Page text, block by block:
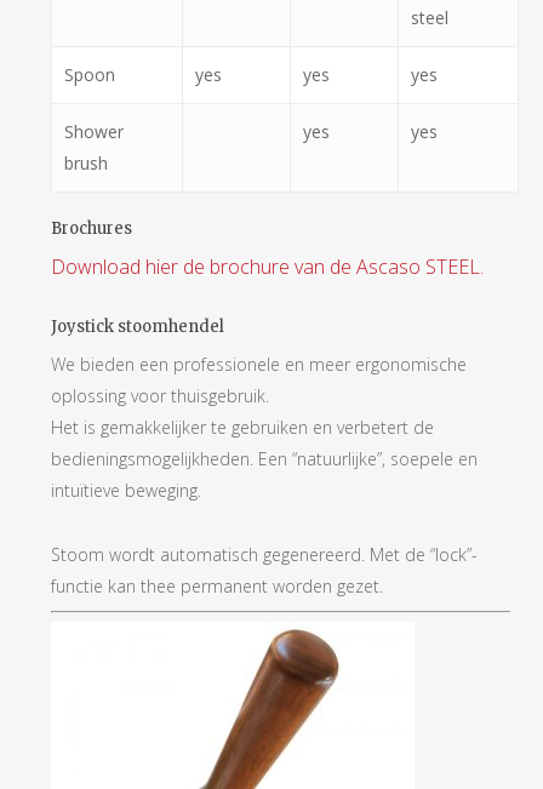
steel
Spoon yes yes yes
Shower
brush
yes yes
Brochures
Download hier de brochure van de Ascaso STEEL.
Joystick stoomhendel
We bieden een professionele en meer ergonomische
oplossing voor thuisgebruik.
Het is gemakkelijker te gebruiken en verbetert de
bedieningsmogelijkheden. Een “natuurlijke”, soepele en
intuïtieve beweging.
Stoom wordt automatisch gegenereerd. Met de “lock”-
functie kan thee permanent worden gezet.